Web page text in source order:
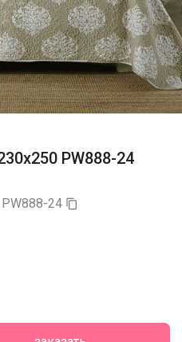
PW888-24
PW888-24 